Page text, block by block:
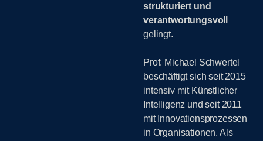
strukturiert und
verantwortungsvoll
gelingt.
Prof. Michael Schwertel
beschäftigt sich seit 2015
intensiv mit Künstlicher
Intelligenz und seit 2011
mit Innovationsprozessen
in Organisationen. Als